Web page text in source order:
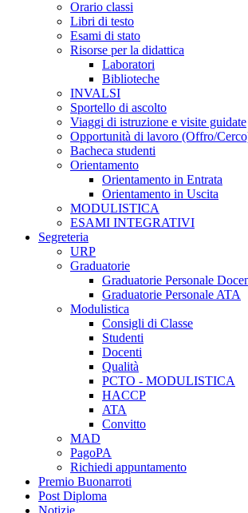
Orario classi
Libri di testo
Esami di stato
Risorse per la didattica
Laboratori
Biblioteche
INVALSI
Sportello di ascolto
Viaggi di istruzione e visite guidate
Opportunità di lavoro (Offro/
Bacheca studenti
Orientamento
Orientamento in Entrata
Orientamento in Uscita
MODULISTICA
ESAMI INTEGRATIVI
Segreteria
URP
Graduatorie
Graduatorie Personale
Graduatorie Personale ATA
Modulistica
Consigli di Classe
Studenti
Docenti
Qualità
PCTO - MODULISTICA
HACCP
ATA
Convitto
MAD
PagoPA
Richiedi appuntamento
Premio Buonarroti
Post Diploma
Notizie